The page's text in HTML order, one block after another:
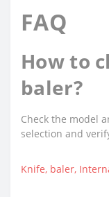
FAQ
How to
baler?
Check the model
selection and
Knife, baler,